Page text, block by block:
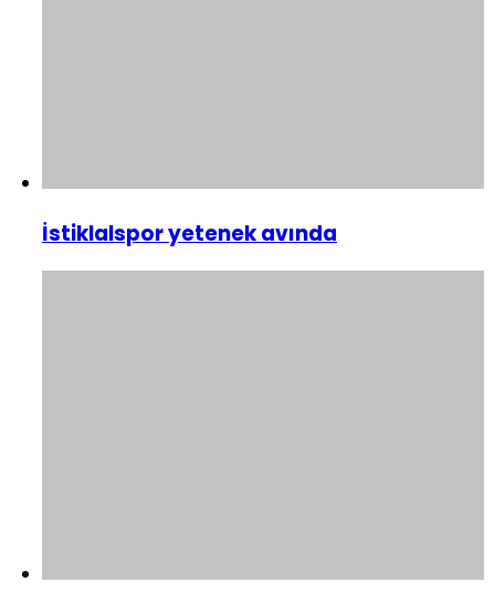
İstiklalspor yetenek avında